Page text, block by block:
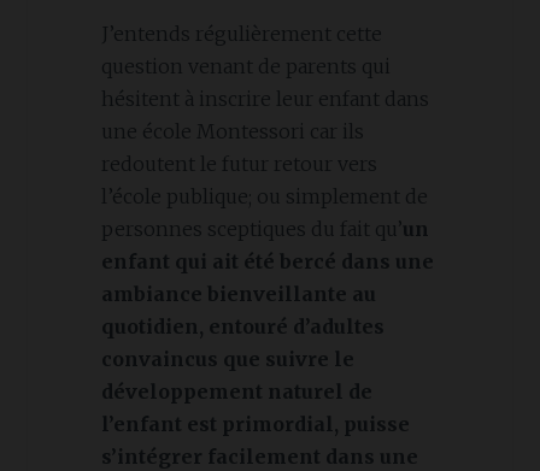
J’entends régulièrement cette
question venant de parents qui
hésitent à inscrire leur enfant dans
une école Montessori car ils
redoutent le futur retour vers
l’école publique; ou simplement de
personnes sceptiques du fait qu’un
enfant qui ait été bercé dans une
ambiance bienveillante au
quotidien, entouré d’adultes
convaincus que suivre le
développement naturel de
l’enfant est primordial, puisse
s’intégrer facilement dans une